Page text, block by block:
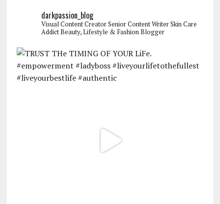
darkpassion_blog
Visual Content CreatorSenior Content WriterSkin Care
AddictBeauty, Lifestyle & Fashion Blogger